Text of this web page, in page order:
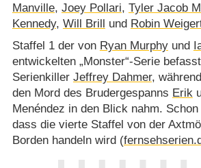
Manville, Joey Pollari, Tyler Jacob
Kennedy, Will Brill und Robin
Staffel 1 der von Ryan Murphyund
entwickelten „Monster“-Serie
Serienkiller Jeffrey Dahmer,
den Mord des Brudergespanns Erik
Menéndez in den Blick nahm.
dass die vierte Staffel von der
Borden handeln wird (